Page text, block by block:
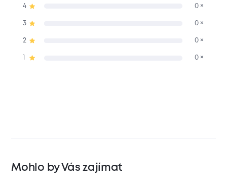
4 0 ×
3 0 ×
2 0 ×
0 ×
Mohlo by Vás zajímat